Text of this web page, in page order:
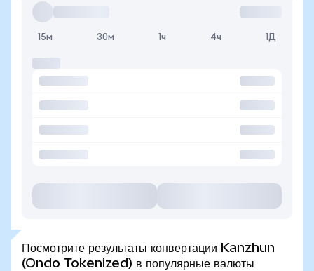
15м 30м 1ч 4ч 1Д
Посмотрите результаты конвертации Kanzhun
(Ondo Tokenized) в популярные валюты